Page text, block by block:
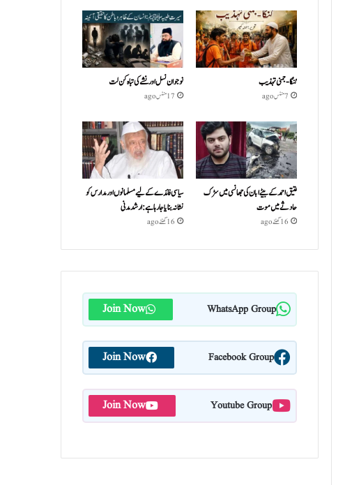
گنگا-جمنی تہذیب
7 منٹس ago
نوجوان نسل اور نشے کی تباہ کن لت
17 منٹس ago
عتیق احمد کے بیٹے ابان کی جھانسی میں سڑک
حادثے میں موت
16 گھنٹے ago
سیاسی فائدے کے لیے مسلمانوں اور مدارس کو
نشانہ بنایا جا رہا ہے: ارشد مدنی
16 گھنٹے ago
WhatsApp Group
Join Now
Facebook Group
Join Now
Youtube Group
Join Now